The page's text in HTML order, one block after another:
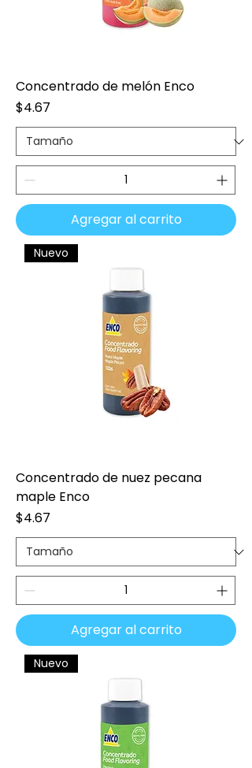
Concentrado de melón Enco
Precio
$4.67
Agregar al carrito
Nuevo
Concentrado de nuez pecana
maple Enco
Precio
$4.67
Agregar al carrito
Nuevo